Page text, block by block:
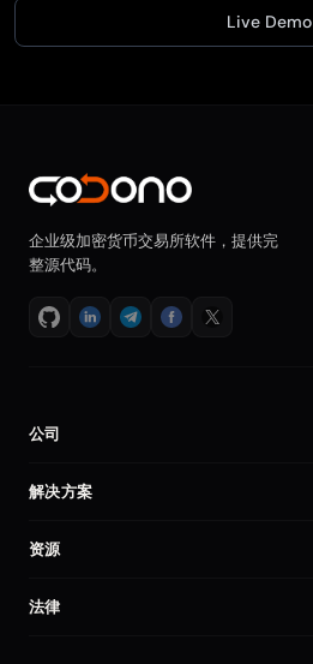
Live Demo
企业级加密货币交易所软件，提供完
整源代码。
公司
关于我们
合作伙伴
产品对比
解决方案
加密货币交易所软件
交易所程序
资源
技术文档
法律